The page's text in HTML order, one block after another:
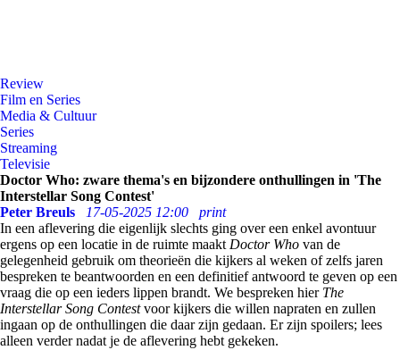
Review
Film en Series
Media & Cultuur
Series
Streaming
Televisie
Doctor Who: zware thema's en bijzondere onthullingen in 'The
Interstellar Song Contest'
Peter Breuls
17-05-2025 12:00
print
In een aflevering die eigenlijk slechts ging over een enkel avontuur
ergens op een locatie in de ruimte maakt Doctor Who van de
gelegenheid gebruik om theorieën die kijkers al weken of zelfs jaren
bespreken te beantwoorden en een definitief antwoord te geven op een
vraag die op een ieders lippen brandt. We bespreken hier The
Interstellar Song Contestvoor kijkers die willen napraten en zullen
ingaan op de onthullingen die daar zijn gedaan. Er zijn spoilers; lees
alleen verder nadat je de aflevering hebt gekeken.